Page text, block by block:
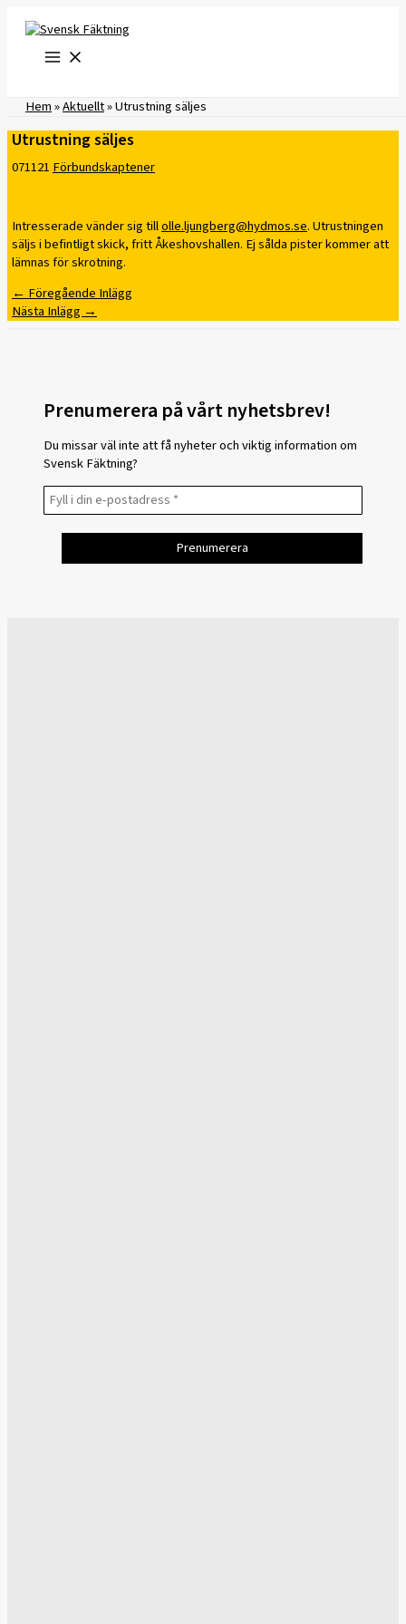
innehåll
Hem»Aktuellt»Utrustning säljes
Utrustning säljes
071121Förbundskaptener
Intresserade vänder sig tillolle.ljungberg@hydmos.se. Utrustningen
säljs i befintligt skick, fritt Åkeshovshallen. Ej sålda pister kommer att
lämnas för skrotning.
←Föregående Inlägg
Nästa Inlägg→
Prenumerera på vårt nyhetsbrev!
Du missar väl inte att få nyheter och viktig information om
Svensk Fäktning?